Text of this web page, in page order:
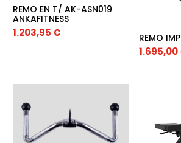
REMO EN T/ AK-ASN019
ANKAFITNESS
1.203,95 € REMO
1.695,00